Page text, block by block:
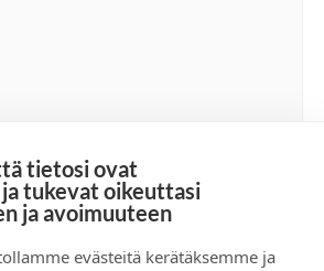
tietosi ovat
tukevat oikeuttasi
ja avoimuuteen
evästeitä kerätäksemme ja